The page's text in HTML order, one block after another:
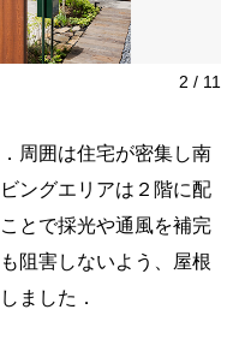
2 / 11
周囲は住宅が密集し南
ングエリアは２階に配
とで採光や通風を補完
阻害しないよう、屋根
ました．